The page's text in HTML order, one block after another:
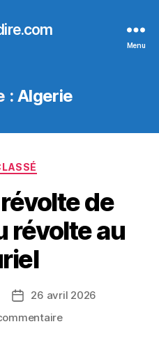
Menu
: Algerie
Catégories
révolte de
révolte au
Date26 avril 2026
sur